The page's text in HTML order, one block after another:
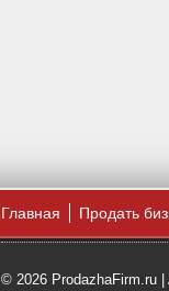
Главная Продать
© 2026 ProdazhaFirm.ru